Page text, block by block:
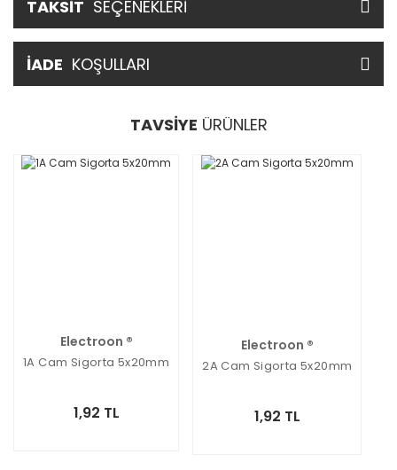
TAKSİT SEÇENEKLERİ
İADE KOŞULLARI
TAVSİYE ÜRÜNLER
Electroon ®
1A Cam Sigorta 5x20mm
1,92 TL
Electroon ®
2A Cam Sigorta 5x20mm
1,92 TL